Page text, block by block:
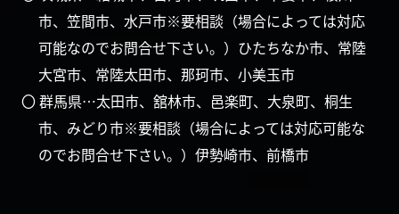
市、笠間市、水戸市※要相談（場合によっては対応
可能なのでお問合せ下さい。）ひたちなか市、常陸
大宮市、常陸太田市、那珂市、小美玉市
〇 群馬県…太田市、舘林市、邑楽町、大泉町、桐生
市、みどり市※要相談（場合によっては対応可能な
のでお問合せ下さい。）伊勢崎市、前橋市